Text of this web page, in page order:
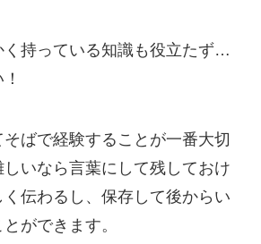
く持っている知識も役立たず…
ばで経験することが一番大切
いなら言葉にして残しておけ
伝わるし、保存して後からい
ができます。